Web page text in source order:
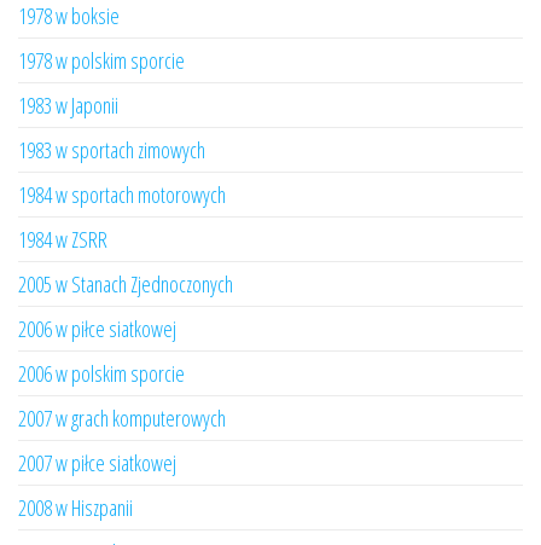
1978 w boksie
1978 w polskim sporcie
1983 w Japonii
1983 w sportach zimowych
1984 w sportach motorowych
1984 w ZSRR
2005 w Stanach Zjednoczonych
2006 w piłce siatkowej
2006 w polskim sporcie
2007 w grach komputerowych
2007 w piłce siatkowej
2008 w Hiszpanii